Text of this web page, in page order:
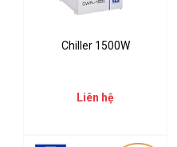
Chiller 1500W
Liên hệ